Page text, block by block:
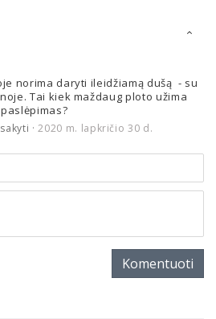
norima daryti ileidžiamą dušą - su
Tai kiek maždaug ploto užima
·2020 m. lapkričio 30 d.
Komentuoti